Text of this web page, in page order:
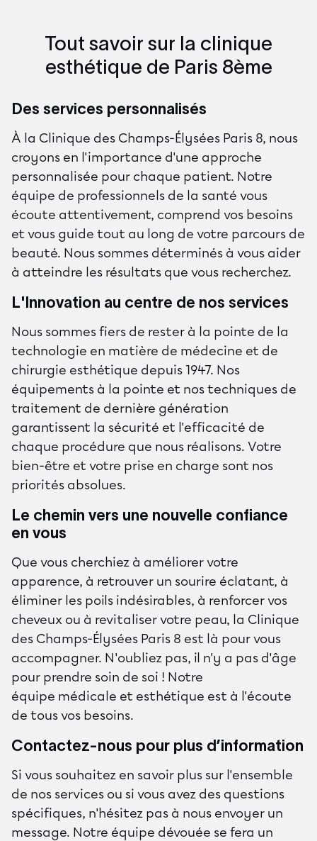
Tout savoir sur la clinique
esthétique de Paris 8ème
Des services personnalisés
À la Clinique des Champs-Élysées Paris 8, nous
croyons en l'importance d'une approche
personnalisée pour chaque patient. Notre
équipe de professionnels de la santé vous
écoute attentivement, comprend vos besoins
et vous guide tout au long de votre parcours de
beauté. Nous sommes déterminés à vous aider
à atteindre les résultats que vous recherchez.
L'Innovation au centre de nos services
Nous sommes fiers de rester à la pointe de la
technologie en matière de médecine et de
chirurgie esthétique depuis 1947. Nos
équipements à la pointe et nos techniques de
traitement de dernière génération
garantissent la sécurité et l'efficacité de
chaque procédure que nous réalisons. Votre
bien-être et votre prise en charge sont nos
priorités absolues.
Le chemin vers une nouvelle confiance
en vous
Que vous cherchiez à améliorer votre
apparence, à retrouver un sourire éclatant, à
éliminer les poils indésirables, à renforcer vos
cheveux ou à revitaliser votre peau, la Clinique
des Champs-Élysées Paris 8 est là pour vous
accompagner. N'oubliez pas, il n'y a pas d'âge
pour prendre soin de soi ! Notre
équipe médicale et esthétique est à l'écoute
de tous vos besoins.
Contactez-nous pour plus d’information
Si vous souhaitez en savoir plus sur l'ensemble
de nos services ou si vous avez des questions
spécifiques, n'hésitez pas à nous envoyer un
message. Notre équipe dévouée se fera un